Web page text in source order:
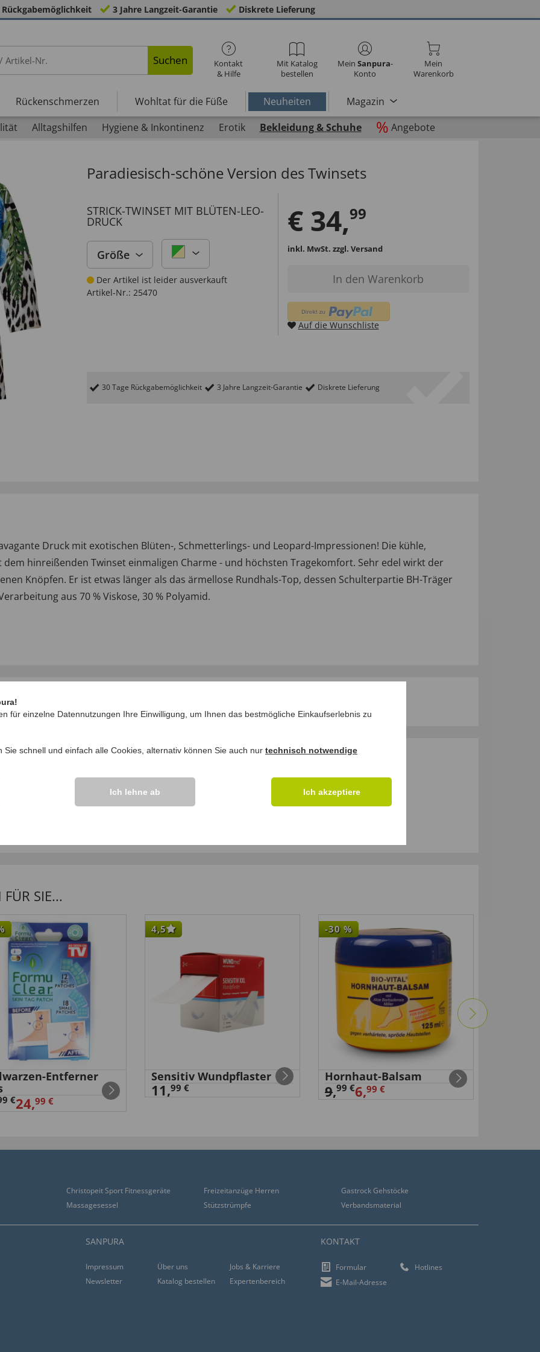
Rückgabemöglichkeit 3 Jahre Langzeit-Garantie Diskrete Lieferung
Suchen
Kontakt
& Hilfe
Mit Katalog
bestellen
Mein Sanpura-
Konto
Mein
Warenkorb
Rückenschmerzen Wohltat für die Füße Neuheiten
Magazin
Alltagshilfen Hygiene & Inkontinenz Erotik Bekleidung & Schuhe % Angebote
Paradiesisch-schöne Version des Twinsets
STRICK-TWINSET MIT BLÜTEN-LEO-
DRUCK
Größe
Der Artikel ist leider ausverkauft
Artikel-Nr.: 25470
€ 34,99
inkl. MwSt. zzgl. Versand
In den Warenkorb
Auf die Wunschliste
30 Tage Rückgabemöglichkeit 3 Jahre Langzeit-Garantie Diskrete Lieferung
Druck mit exotischen Blüten-, Schmetterlings- und Leopard-Impressionen! Die kühle,
hinreißenden Twinset einmaligen Charme - und höchsten Tragekomfort. Sehr edel wirkt der
Knöpfen. Er ist etwas länger als das ärmellose Rundhals-Top, dessen Schulterpartie BH-Träger
aus 70 % Viskose, 30 % Polyamid.
vor. Frage stellen
SIE...
Entferner
€24,99 €
4,5
Sensitiv Wundpflaster
11,99 €
-30 %
Hornhaut-Balsam
9,99 €6,99 €
Christopeit Sport Fitnessgeräte Freizeitanzüge Herren
Gastrock Gehstöcke
Massagesessel Stützstrümpfe Verbandsmaterial
SANPURA
Impressum Über uns
Jobs & Karriere
Newsletter
Katalog bestellen Expertenbereich
KONTAKT
Formular
Hotlines
E-Mail-Adresse
für einzelne Datennutzungen Ihre Einwilligung, um Ihnen das bestmögliche Einkaufserlebnis zu
Sie schnell und einfach alle Cookies, alternativ können Sie auch nur technisch notwendige
Ich lehne ab Ich akzeptiere